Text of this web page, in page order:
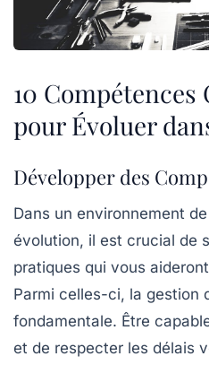
10
pour Évoluer
Développer des
Dans un environnement
évolution, il est crucial de
pratiques qui vous
Parmi celles-ci, la gestion
fondamentale. Être
et de respecter les délais